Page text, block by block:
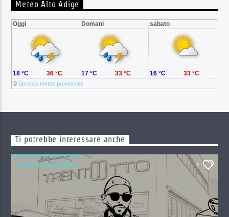
Meteo Alto Adige
Oggi Domani sabato
©Servizio meteo provinciale
18 °C 36 °C 17 °C 33 °C 16 °C 33 °C
Ti potrebbe interessare anche
SENZA CATEGORIA 1